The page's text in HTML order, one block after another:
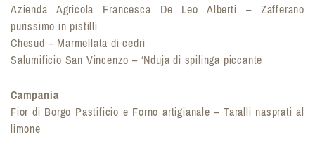
Azienda Agricola Francesca De Leo Alberti – Zafferano
purissimo in pistilli
Chesud – Marmellata di cedri
Salumificio San Vincenzo – ‘Nduja di spilinga piccante
Campania
Fior di Borgo Pastificio e Forno artigianale – Taralli nasprati al
limone